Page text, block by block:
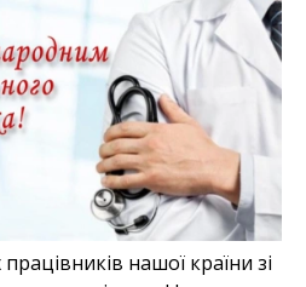
нашої країни зі